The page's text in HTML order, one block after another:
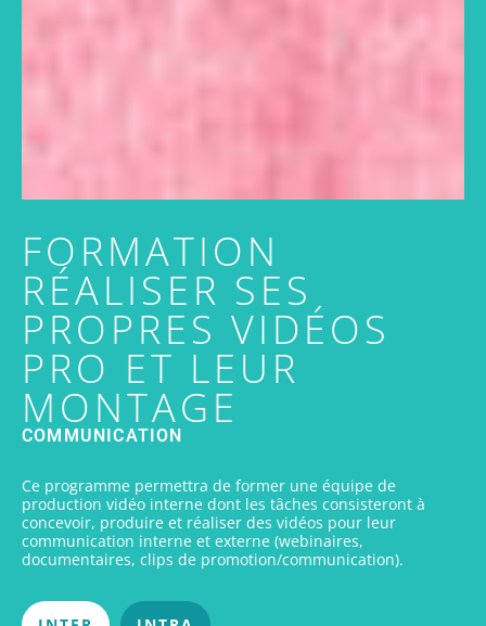
FORMATION
RÉALISER SES
PROPRES VIDÉOS
PRO ET LEUR
MONTAGE
COMMUNICATION
Ce programme permettra de former une équipe de
production vidéo interne dont les tâches consisteront à
concevoir, produire et réaliser des vidéos pour leur
communication interne et externe (webinaires,
documentaires, clips de promotion/communication).